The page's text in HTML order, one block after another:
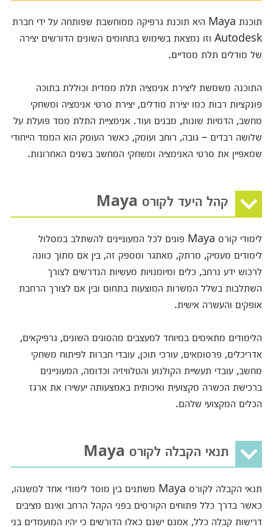
תוכנת Maya היא תוכנת גרפיקה ממוחשבת שפותחה על ידי חברת
Autodesk וזו נמצאת בשימוש בתחומים השונים הדורשים יצירה
של מודלים תלת ממדיים.
התוכנה משמשת ליצירת אנימציה תלת ממדית וכוללת בתוכה
פונקציות רבות כמו יצירת מודלים, יצירת סרטי אנימציה ומשחקי
מחשב, הדמיות שונות, מבנים ועוד. אנימציית התלת ממד פועלת על
שלושה רבדים – גובה, רוחב ועומק, כאשר העומק הוא הממד הייחודי
שמאפיין את סרטי האנימציה ומשחקי המחשב בשנים האחרונות.
קהל היעד לקורס Maya
לימודי קורס Maya פונים לכל המעוניינים להשתלב במסלול
לימודים מעמיק, מרתק, מאתגר ומספק זה, בין אם מתוך כוונה
לרכוש ידע נרחב, כלים ומיומנויות מעשיות הנדרשים לצורך
השתלבות בשלל המשרות המוצעות בתחום ובין אם לצורך הרחבת
אופקים והעשרה אישית.
הלימודים מתאימים במיוחד למעצבים מהסוגים השונים, גרפיקאים,
אדריכלים, פרסומאים, עורכי תוכן, עובדי חברות לפיתוח משחקי
מחשב, עובדי תעשיית הקולנוע והטלוויזיה וכדומה, המעוניינים
ברכישת הכשרה מקצועית ואיכותית באמצעותה יעשירו את ארגז
הכלים המקצועי שלהם.
תנאי הקבלה לקורס Maya
תנאי הקבלה לקורס Maya משתנים בין מוסד לימודי אחד למשנהו,
כאשר בדרך כלל פתוחים הקורסים בפני הקהל הרחב ואינם מציבים
דרישות קבלה כלל, אמנם ישנם כאלו הדורשים כי יהיו המועמדים בני